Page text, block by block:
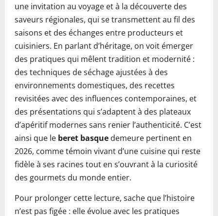
une invitation au voyage et à la découverte des
saveurs régionales, qui se transmettent au fil des
saisons et des échanges entre producteurs et
cuisiniers. En parlant d’héritage, on voit émerger
des pratiques qui mêlent tradition et modernité :
des techniques de séchage ajustées à des
environnements domestiques, des recettes
revisitées avec des influences contemporaines, et
des présentations qui s’adaptent à des plateaux
d’apéritif modernes sans renier l’authenticité. C’est
ainsi que le beret basque demeure pertinent en
2026, comme témoin vivant d’une cuisine qui reste
fidèle à ses racines tout en s’ouvrant à la curiosité
des gourmets du monde entier.
Pour prolonger cette lecture, sache que l’histoire
n’est pas figée : elle évolue avec les pratiques